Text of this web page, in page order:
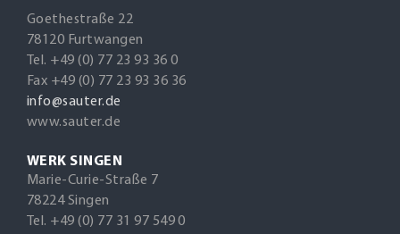
Goethestraße 22
78120 Furtwangen
Tel. +49 (0) 77 23 93 36 0
Fax +49 (0) 77 23 93 36 36
info@sauter.de
www.sauter.de
WERK SINGEN
Marie-Curie-Straße 7
78224 Singen
Tel. +49 (0) 77 31 97 549 0